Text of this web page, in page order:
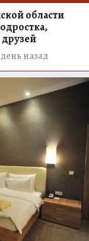
области
друзей
день назад